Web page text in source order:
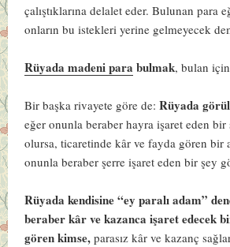
çalıştıklarına delalet eder. Bulunan para
onların bu istekleri yerine gelmeyecek
Rüyada madeni para bulmak, bulan
Bir başka rivayete göre de:Rüyada
eğer onunla beraber hayra işaret eden
olursa, ticaretinde kâr ve fayda gören bir
onunla beraber şerre işaret eden bir şey
Rüyada kendisine “ey paralı adam”
beraber kâr ve kazanca işaret edecek
gören kimse, parasız kâr ve kazanç